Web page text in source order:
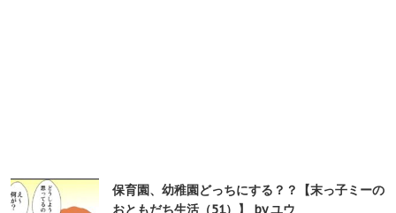
保育園、幼稚園どっちにする？？【末っ子ミーの
おともだち生活（51）】 by ユウ